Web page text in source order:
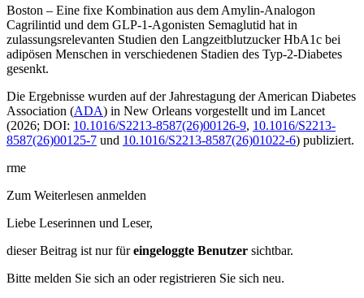
Boston – Eine fixe Kombination aus dem Amylin-Analogon
Cagrilintid und dem GLP-1-Agonisten Semaglutid hat in
zulassungsrelevanten Studien den Langzeitblutzucker HbA1c bei
adipösen Menschen in verschiedenen Stadien des Typ-2-Diabetes
gesenkt.
Die Ergebnisse wurden auf der Jahrestagung der American Diabetes
Association (ADA) in New Orleans vorgestellt und im Lancet
(2026; DOI: 10.1016/S2213-8587(26)00126-9, 10.1016/S2213-
8587(26)00125-7 und 10.1016/S2213-8587(26)01022-6) publiziert.
rme
Zum Weiterlesen anmelden
Liebe Leserinnen und Leser,
dieser Beitrag ist nur füreingeloggte Benutzer sichtbar.
Bitte melden Sie sich an oder registrieren Sie sich neu.